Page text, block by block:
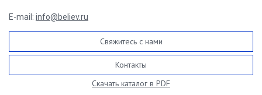
E-mail: info@believ.ru
Свяжитесь с нами
Контакты
Скачать каталог в PDF